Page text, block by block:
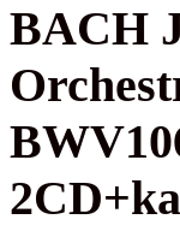
BACH